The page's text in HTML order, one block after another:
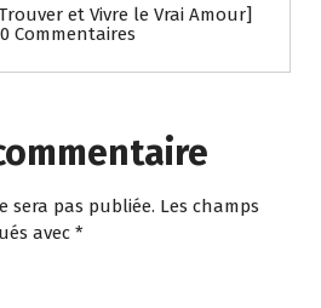
et Vivre le Vrai Amour]
0 Commentaires
sera pas publiée. Les champs
avec *